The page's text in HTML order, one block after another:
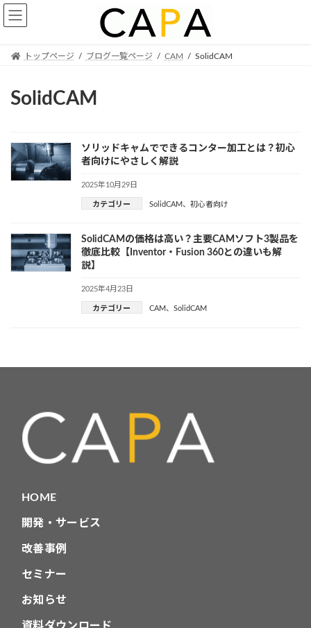
Skip
the
Skip
the
トップページ ブログ一覧ページ CAM SolidCAM
SolidCAM
ソリッドキャムでできるコンター加工とは？初心
者向けにやさしく解説
2025年10月29日
カテゴリー SolidCAM、 初心者向け
SolidCAMの価格は高い？主要CAMソフト3製品を
徹底比較【Inventor・Fusion 360との違いも解
説】
2025年4月23日
カテゴリー CAM、 SolidCAM
HOME
開発・サービス
改善事例
セミナー
お知らせ
資料ダウンロード